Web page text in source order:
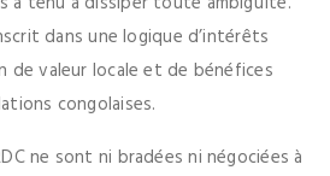
dans une logique d’intérêts
de valeur locale et de bénéfices
congolaises.
ne sont ni bradées ni négociées à